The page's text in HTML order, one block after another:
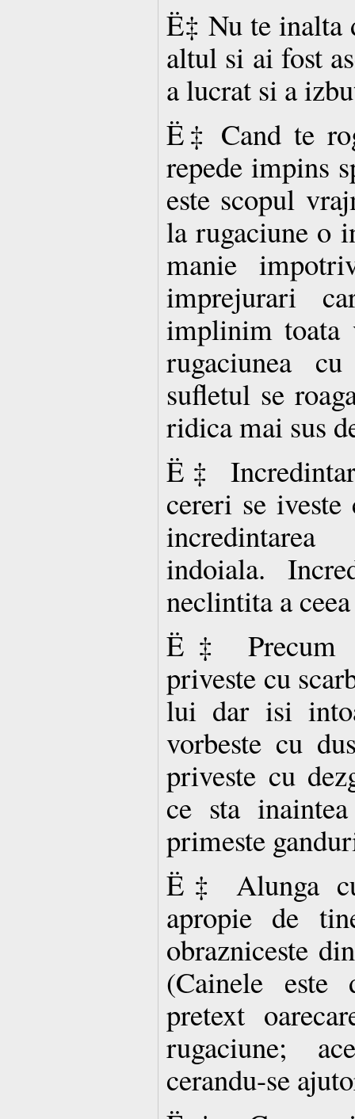
Ë‡ Nu te inalta
altul si ai fost
a lucrat si a
Ë‡ Cand te
repede impins
este scopul
la rugaciune o
manie
imprejurari
implinim toata
rugaciunea
sufletul se
ridica mai sus
Ë‡
cereri se
indoiala.
neclintita a
Ë‡ Precum
priveste cu
lui dar isi
vorbeste cu
priveste cu
ce sta
primeste
Ë‡ Alunga
apropie de
obrazniceste
(Cainele este
pretext
rugaciune;
cerandu-se